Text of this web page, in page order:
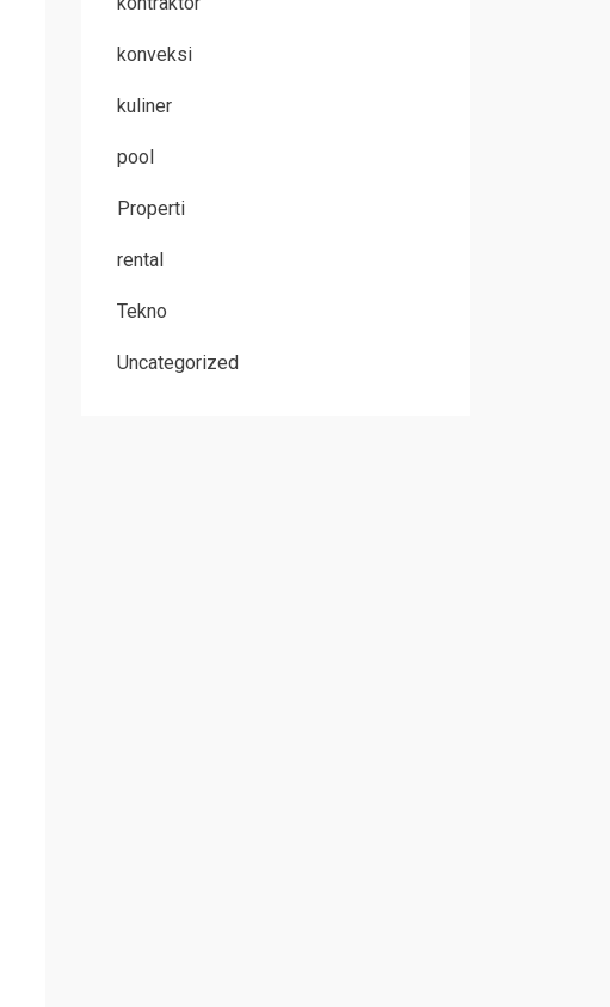
konveksi
kuliner
pool
Properti
rental
Tekno
Uncategorized